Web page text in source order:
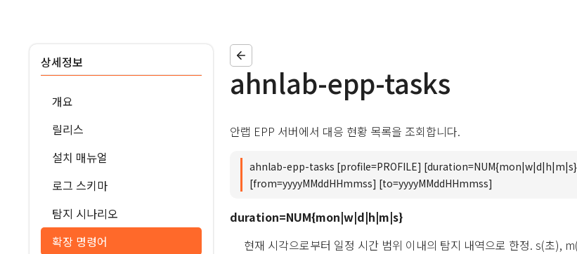
상세정보
개요
릴리스
설치 매뉴얼
로그 스키마
탐지 시나리오
확장 명령어
ahnlab-epp-tasks
안랩 EPP 서버에서 대응 현황 목록을 조회합니다.
ahnlab-epp-tasks [profile=PROFILE]
[from=yyyyMMddHHmmss] [to=yyyyMMddHHmmss]
duration=NUM{mon|w|d|h|m|s}
현재 시각으로부터 일정 시간 범위 이내의 탐지 내역으로 한정. s(초),